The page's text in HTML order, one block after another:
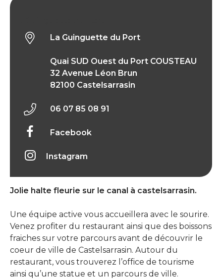
Jolie halte fleurie sur le canal à castelsarrasin.
Une équipe active vous accueillera avec le sourire.
Venez profiter du restaurant ainsi que des boissons
fraiches sur votre parcours avant de découvrir le
coeur de ville de Castelsarrasin. Autour du
restaurant, vous trouverez l’office de tourisme
ainsi qu’une statue et un parcours de ville.
La Guinguette du Port
Quai SUD Ouest du Port COUSTEAU
32 Avenue Léon Brun
82100 Castelsarrasin
06 07 85 08 91
Facebook
Instagram